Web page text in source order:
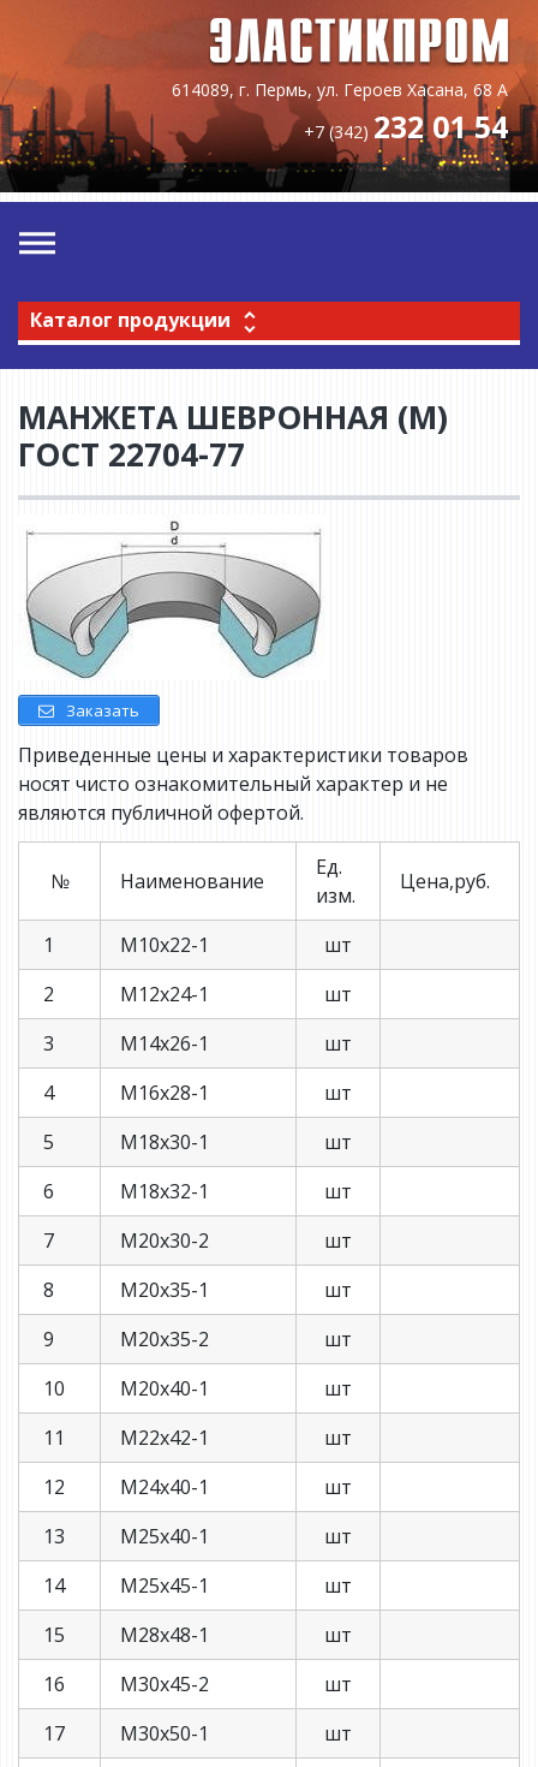
614089, г. Пермь, ул. Героев Хасана, 68 А
+7 (342) 232 01 54
Каталог продукции
МАНЖЕТА ШЕВРОННАЯ (М)
ГОСТ 22704-77
Заказать
Приведенные цены и характеристики товаров
носят чисто ознакомительный характер и не
являются публичной офертой.
№ Наименование
Ед.
изм.
Цена,руб.
1 М10х22-1
шт
2
М12х24-1
шт
3
М14х26-1
шт
4
М16х28-1
шт
5
М18х30-1
шт
6
М18х32-1
шт
7
М20х30-2
шт
8
М20х35-1
шт
9
М20х35-2
шт
10
М20х40-1
шт
11
М22х42-1
шт
12
М24х40-1
шт
13
М25х40-1
шт
14
М25х45-1
шт
15
М28х48-1
шт
16
М30х45-2
шт
17
М30х50-1
шт